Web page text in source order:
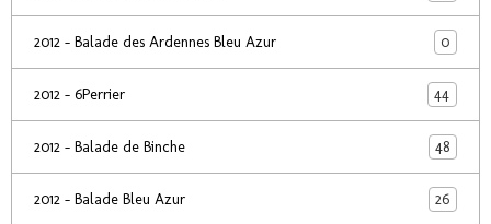
2012 - Balade des Ardennes Bleu Azur 0
2012 - 6Perrier 44
2012 - Balade de Binche 48
2012 - Balade Bleu Azur 26